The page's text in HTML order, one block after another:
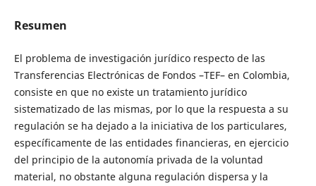
Resumen
El problema de investigación jurídico respecto de las
Transferencias Electrónicas de Fondos –TEF– en Colombia,
consiste en que no existe un tratamiento jurídico
sistematizado de las mismas, por lo que la respuesta a su
regulación se ha dejado a la iniciativa de los particulares,
específicamente de las entidades financieras, en ejercicio
del principio de la autonomía privada de la voluntad
material, no obstante alguna regulación dispersa y la